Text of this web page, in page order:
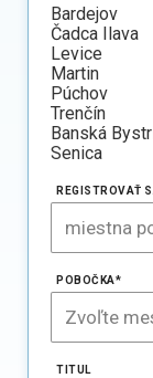
Bardejov
Čadca Ilava
Levice
Martin
Púchov
Trenčín
Banská
Senica
REGISTROVAŤ
POBOČKA*
TITUL